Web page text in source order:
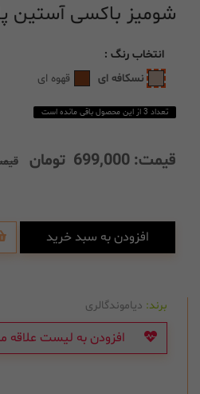
شومیز باکسی آستین
انتخاب رنگ :
نسکافه ای
قهوه ای
تعداد 3 از این محصول باقی مانده است
قیمت: 699,000 تومان
افزودن به سبد خرید
برند: دیاموندگالری
افزودن به لیست علاقه